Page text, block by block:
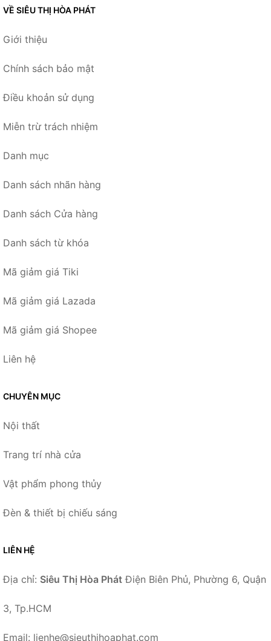
VỀ SIÊU THỊ HÒA PHÁT
Giới thiệu
Chính sách bảo mật
Điều khoản sử dụng
Miễn trừ trách nhiệm
Danh mục
Danh sách nhãn hàng
Danh sách Cửa hàng
Danh sách từ khóa
Mã giảm giá Tiki
Mã giảm giá Lazada
Mã giảm giá Shopee
Liên hệ
CHUYÊN MỤC
Nội thất
Trang trí nhà cửa
Vật phẩm phong thủy
Đèn & thiết bị chiếu sáng
LIÊN HỆ
Địa chỉ: Siêu Thị Hòa Phát Điện Biên Phủ, Phường 6, Quận
3, Tp.HCM
Email: lienhe@sieuthihoaphat.com